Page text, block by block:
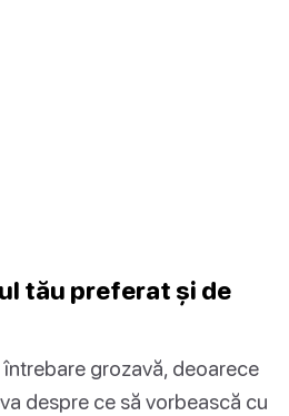
tău preferat și de
grozavă, deoarece
despre ce să vorbească cu